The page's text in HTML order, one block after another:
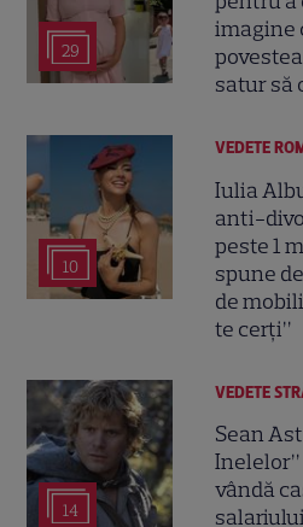
29
imagine
satur să
10
VEDETE
Iulia
anti-
peste 1
spune
de
te cerți”
14
VEDETE
Sean
vândă